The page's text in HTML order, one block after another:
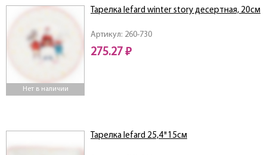
Нет в наличии
Артикул: 260-730
Тарелка lefard winter story десертная, 20см
275.27 ₽
Тарелка lefard 25,4*15см